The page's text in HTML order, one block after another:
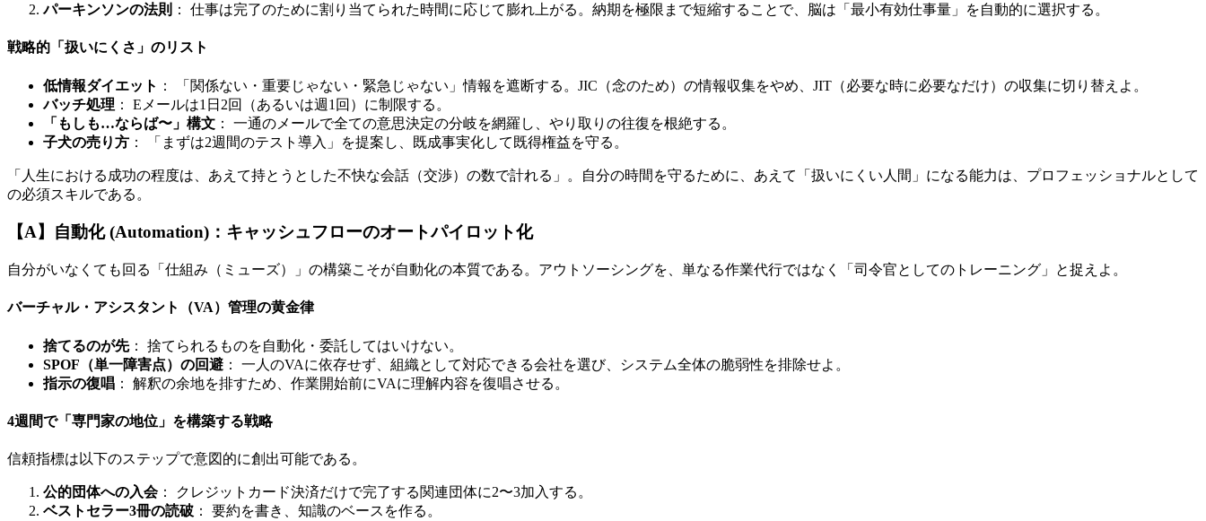
パーキンソンの法則 ： 仕事は完了のために割り当てられた時間に応じて膨れ上がる。納期を極限まで短縮することで、脳は「最小有効仕事量」を自動的に選択する。
戦略的「扱いにくさ」のリスト
低情報ダイエット ： 「関係ない・重要じゃない・緊急じゃない」情報を遮断する。JIC（念のため）の情報収集をやめ、JIT（必要な時に必要なだけ）の収集に切り替えよ。
バッチ処理 ： Eメールは1日2回（あるいは週1回）に制限する。
「もしも…ならば〜」構文 ： 一通のメールで全ての意思決定の分岐を網羅し、やり取りの往復を根絶する。
子犬の売り方 ： 「まずは2週間のテスト導入」を提案し、既成事実化して既得権益を守る。
「人生における成功の程度は、あえて持とうとした不快な会話（交渉）の数で計れる」。自分の時間を守るために、あえて「扱いにくい人間」になる能力は、プロフェッショナルとして
の必須スキルである。
【A】自動化 (Automation)：キャッシュフローのオートパイロット化
自分がいなくても回る「仕組み（ミューズ）」の構築こそが自動化の本質である。アウトソーシングを、単なる作業代行ではなく「司令官としてのトレーニング」と捉えよ。
バーチャル・アシスタント（VA）管理の黄金律
捨てるのが先： 捨てられるものを自動化・委託してはいけない。
SPOF（単一障害点）の回避 ： 一人のVAに依存せず、組織として対応できる会社を選び、システム全体の脆弱性を排除せよ。
指示の復唱 ： 解釈の余地を排すため、作業開始前にVAに理解内容を復唱させる。
4週間で「専門家の地位」を構築する戦略
信頼指標は以下のステップで意図的に創出可能である。
公的団体への入会： クレジットカード決済だけで完了する関連団体に2〜3加入する。
ベストセラー3冊の読破 ： 要約を書き、知識のベースを作る。